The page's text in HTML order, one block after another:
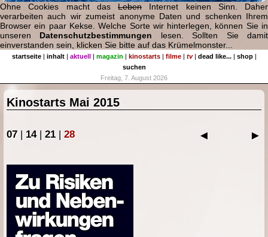
startseite| inhalt| aktuell| magazin | kinostarts| filme| tv| dead like...| shop|
suchen
Freitag, 7. August 2026
Kinostarts Mai 2015
◄ ►
07 | 14|21 |28
Ohne Cookies macht das Leben Internet keinen Sinn. Daher
verarbeiten auch wir zumeist anonyme Daten und schenken Ihrem
Browser ein paar Kekse. Welche Sorte wir hinterlegen, können Sie in
unseren Datenschutzbestimmungen lesen. Sollten Sie damit
einverstanden sein, klicken Sie bitte auf das Krümelmonster...